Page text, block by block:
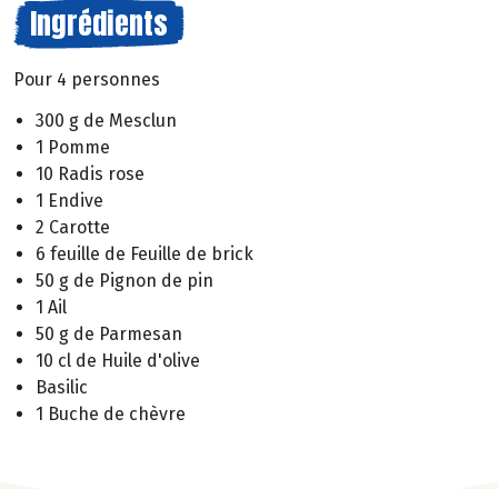
Ingrédients
Pour 4 personnes
300 g de Mesclun
1 Pomme
10 Radis rose
1 Endive
2 Carotte
6 feuille de Feuille de brick
50 g de Pignon de pin
1 Ail
50 g de Parmesan
10 cl de Huile d'olive
Basilic
1 Buche de chèvre